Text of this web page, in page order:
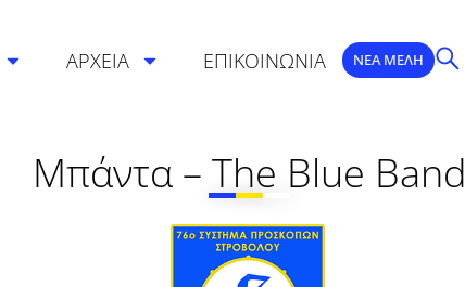
ΑΡΧΕΙΑ ΕΠΙΚΟΙΝΩΝΙΑ ΝΕΑ ΜΕΛΗ
Μπάντα – The Blue Band